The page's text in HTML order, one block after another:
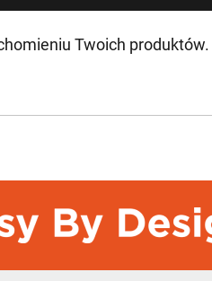
Twoich produktów.